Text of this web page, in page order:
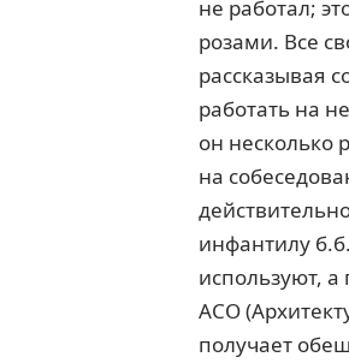
не работал;
розами. Все
рассказывая
работать на
он несколько
на
инфантилу
используют,
АСО
получает